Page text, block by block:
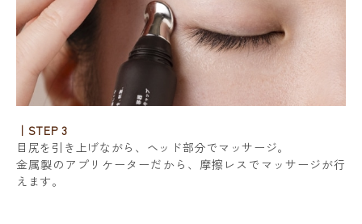
｜STEP 3
目尻を引き上げながら、ヘッド部分でマッサージ。
金属製のアプリケーターだから、摩擦レスでマッサージが行
えます。